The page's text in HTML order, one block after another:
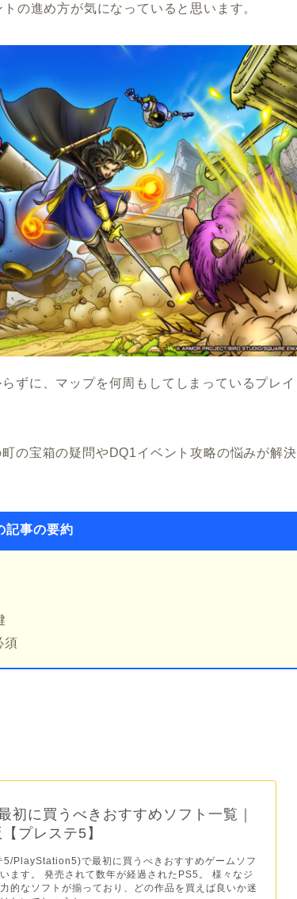
の進め方が気になっていると思います。
ずに、マップを何周もしてしまっているプレイ
の宝箱の疑問やDQ1イベント攻略の悩みが解決
記事の要約
須
初に買うべきおすすめソフト一覧｜
プレステ5】
5/PlayStation5)で最初に買うべきおすすめゲームソフ
ます。 発売されて数年が経過されたPS5。 様々なジ
的なソフトが揃っており、どの作品を買えば良いか迷